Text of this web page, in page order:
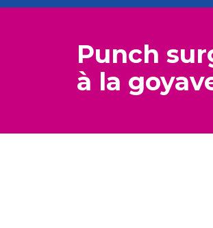
Punch
à la